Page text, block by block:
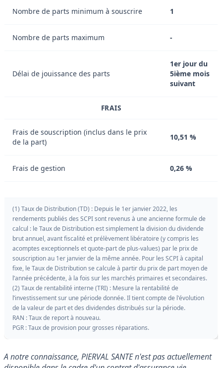
Nombre de parts minimum à souscrire 1
Nombre de parts maximum -
Délai de jouissance des parts
1er jour du
5ième mois
suivant
FRAIS
Frais de souscription (inclus dans le prix
de la part)
10,51 %
Frais de gestion 0,26 %
(1) Taux de Distribution (TD) : Depuis le 1er janvier 2022, les
rendements publiés des SCPI sont revenus à une ancienne formule de
calcul : le Taux de Distribution est simplement la division du dividende
brut annuel, avant fiscalité et prélèvement libératoire (y compris les
acomptes exceptionnels et quote-part de plus-values) par le prix de
souscription au 1er janvier de la même année. Pour les SCPI à capital
fixe, le Taux de Distribution se calcule à partir du prix de part moyen de
l’année précédente, à la fois sur les marchés primaires et secondaires.
(2) Taux de rentabilité interne (TRI) : Mesure la rentabilité de
l’investissement sur une période donnée. Il tient compte de l'évolution
de la valeur de part et des dividendes distribués sur la période.
RAN : Taux de report à nouveau.
PGR : Taux de provision pour grosses réparations.
A notre connaissance, PIERVAL SANTE n'est pas actuellement